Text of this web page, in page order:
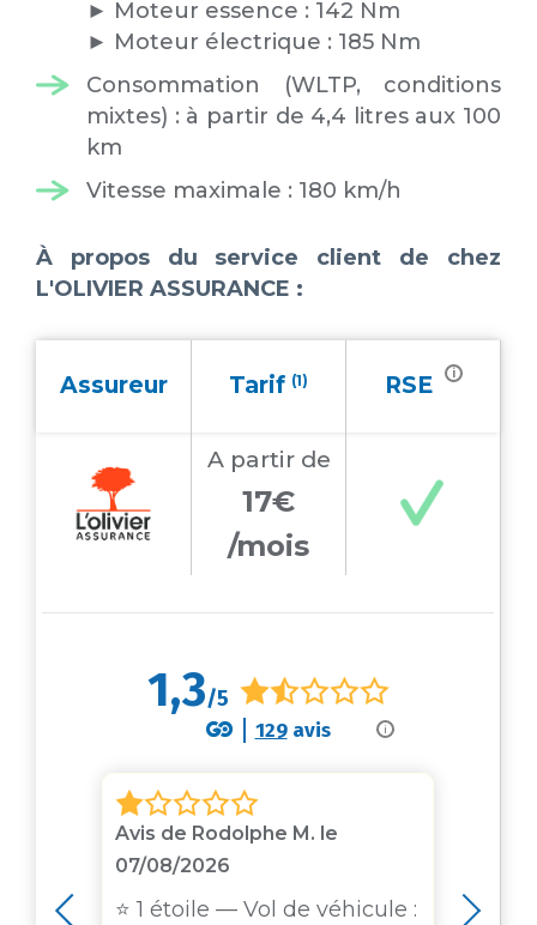
► Moteur essence : 142 Nm
► Moteur électrique : 185 Nm
Consommation (WLTP, conditions
mixtes) : à partir de 4,4 litres aux 100
km
Vitesse maximale : 180 km/h
À propos du service client de chez
L'OLIVIER ASSURANCE :
Assureur Tarif (1) RSE i
A partir de
17€
/mois
i
1,3/5
129avis
Avis de Rodolphe M. le
07/08/2026
⭐ 1 étoile — Vol de véhicule :